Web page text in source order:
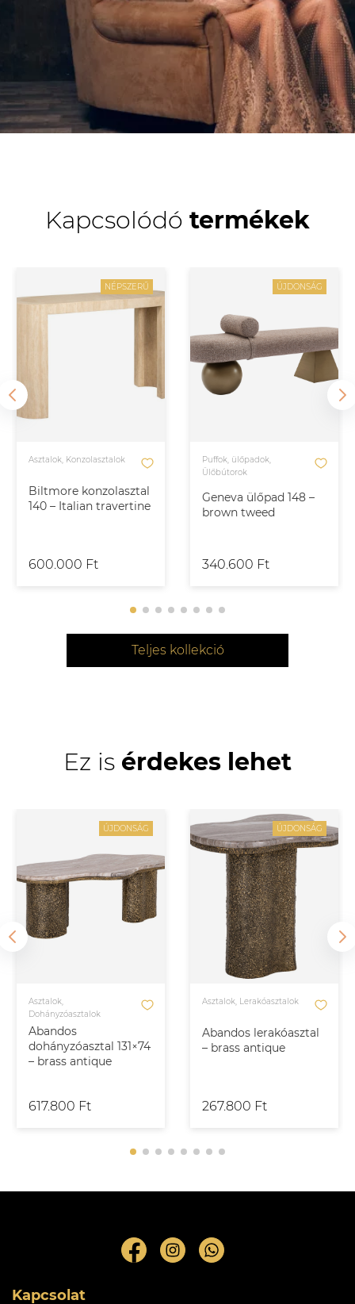
Kapcsolódó termékek
NÉPSZERŰ
Biltmore konzolasztal
140 – Italian travertine
Asztalok, Konzolasztalok
600.000 Ft
ÚJDONSÁG
Geneva ülőpad 148 –
brown tweed
Puffok, ülőpadok,
Ülőbútorok
340.600 Ft
Teljes kollekció
Ez is érdekes lehet
ÚJDONSÁG
Abandos
dohányzóasztal 131×74
– brass antique
Asztalok,
Dohányzóasztalok
617.800 Ft
ÚJDONSÁG
Abandos lerakóasztal
– brass antique
Asztalok, Lerakóasztalok
267.800 Ft
Kapcsolat